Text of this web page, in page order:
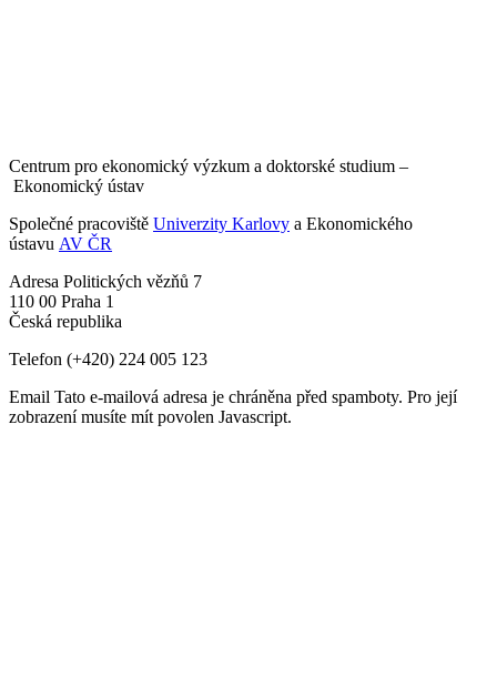
Centrum pro ekonomický výzkum a doktorské studium –
Ekonomický ústav
Společné pracoviště Univerzity Karlovy a Ekonomického
ústavu AV ČR
Adresa Politických vězňů 7
110 00 Praha 1
Česká republika
Telefon (+420) 224 005 123
Email Tato e-mailová adresa je chráněna před spamboty. Pro její
zobrazení musíte mít povolen Javascript.